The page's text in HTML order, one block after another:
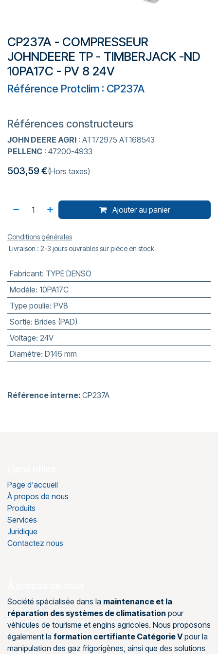
CP237A - COMPRESSEUR
JOHNDEERE TP - TIMBERJACK -ND
10PA17C - PV 8 24V
Référence Protclim : CP237A
Références constructeurs
JOHN DEERE AGRI : AT172975 AT168543
PELLENC : 47200-4933
503,59€(Hors taxes)
Ajouter au panier
Conditions générales
Livraison : 2-3 jours ouvrables sur pièce en stock
Fabricant: TYPE DENSO
Modèle: 10PA17C
Type poulie: PV8
Sortie: Brides (PAD)
Voltage: 24V
Diamètre: D146 mm
Référence interne: CP237A
Page d'accueil
À propos de nous
Produits
Services
Juridique
Contactez nous
Société spécialisée dans la maintenance et la
réparation des systèmes de climatisation pour
véhicules de tourisme et engins agricoles. Nous proposons
également la formation certifiante Catégorie Vpour la
manipulation des gaz frigorigènes, ainsi que des solutions